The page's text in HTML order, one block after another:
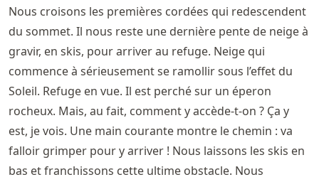
Nous croisons les premières cordées qui redescendent
du sommet. Il nous reste une dernière pente de neige à
gravir, en skis, pour arriver au refuge. Neige qui
commence à sérieusement se ramollir sous l’effet du
Soleil. Refuge en vue. Il est perché sur un éperon
rocheux. Mais, au fait, comment y accède-t-on ? Ça y
est, je vois. Une main courante montre le chemin : va
falloir grimper pour y arriver ! Nous laissons les skis en
bas et franchissons cette ultime obstacle. Nous